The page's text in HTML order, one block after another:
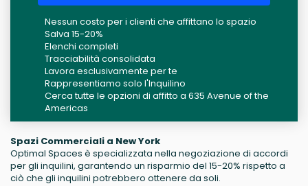
Nessun costo per i clienti che affittano lo spazio
Salva 15-20%
Elenchi completi
Tracciabilità consolidata
Lavora esclusivamente per te
Rappresentiamo solo l'Inquilino
Cerca tutte le opzioni di affitto a 635 Avenue of the
Americas
Spazi Commerciali a New York
Optimal Spaces è specializzata nella negoziazione di accordi
per gli inquilini, garantendo un risparmio del 15-20% rispetto a
ciò che gli inquilini potrebbero ottenere da soli.